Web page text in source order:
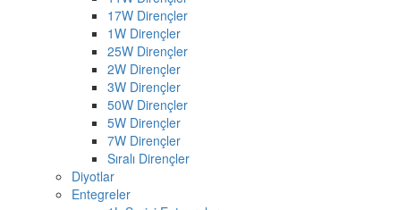
17W Dirençler
1W Dirençler
25W Dirençler
2W Dirençler
3W Dirençler
50W Dirençler
5W Dirençler
7W Dirençler
Sıralı Dirençler
Diyotlar
Entegreler